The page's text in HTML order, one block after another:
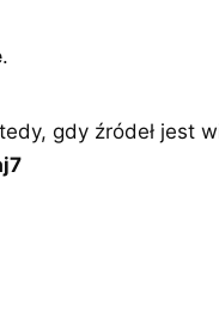
.
gdy źródeł jest